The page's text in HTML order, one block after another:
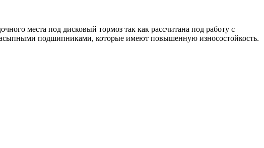
места под дисковый тормоз так как рассчитана под работу с
подшипниками, которые имеют повышенную износостойкость.